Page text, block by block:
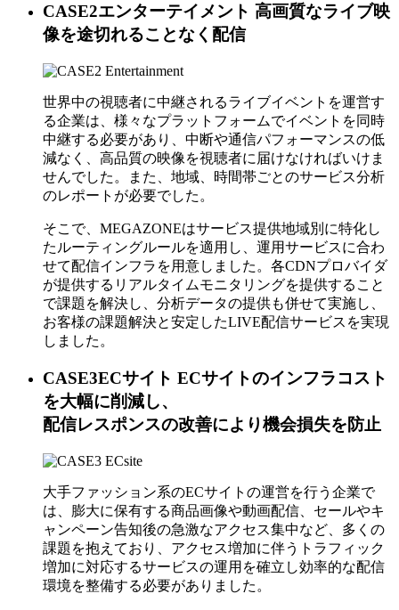
CASE2エンターテイメント 高画質なライブ映
像を途切れることなく配信
世界中の視聴者に中継されるライブイベントを運営す
る企業は、様々なプラットフォームでイベントを同時
中継する必要があり、中断や通信パフォーマンスの低
減なく、高品質の映像を視聴者に届けなければいけま
せんでした。また、地域、時間帯ごとのサービス分析
のレポートが必要でした。
そこで、MEGAZONEはサービス提供地域別に特化し
たルーティングルールを適用し、運用サービスに合わ
せて配信インフラを用意しました。各CDNプロバイダ
が提供するリアルタイムモニタリングを提供すること
で課題を解決し、分析データの提供も併せて実施し、
お客様の課題解決と安定したLIVE配信サービスを実現
しました。
CASE3ECサイト ECサイトのインフラコスト
を大幅に削減し、
配信レスポンスの改善により機会損失を防止
大手ファッション系のECサイトの運営を行う企業で
は、膨大に保有する商品画像や動画配信、セールやキ
ャンペーン告知後の急激なアクセス集中など、多くの
課題を抱えており、アクセス増加に伴うトラフィック
増加に対応するサービスの運用を確立し効率的な配信
環境を整備する必要がありました。